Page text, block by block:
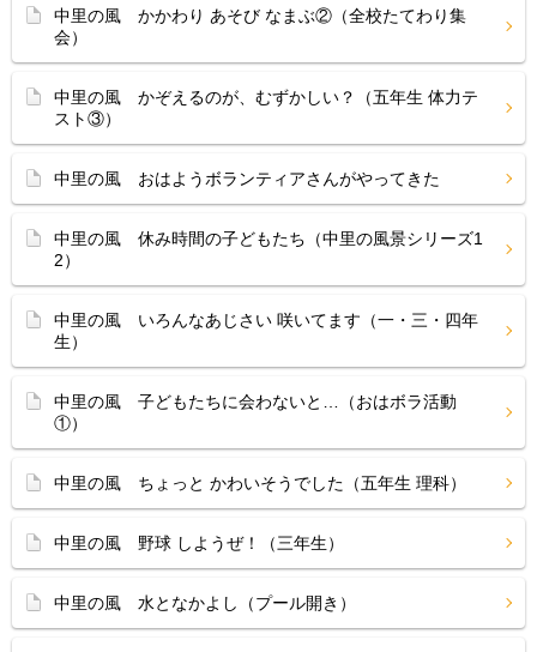
中里の風 かかわり あそび なまぶ②（全校たてわり集
会）
中里の風 かぞえるのが、むずかしい？（五年生 体力テ
スト③）
中里の風 おはようボランティアさんがやってきた
中里の風 休み時間の子どもたち（中里の風景シリーズ1
2）
中里の風 いろんなあじさい 咲いてます（一・三・四年
生）
中里の風 子どもたちに会わないと…（おはボラ活動
①）
中里の風 ちょっと かわいそうでした（五年生 理科）
中里の風 野球 しようぜ！（三年生）
中里の風 水となかよし（プール開き）